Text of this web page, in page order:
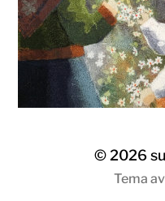
© 2026
Tema av